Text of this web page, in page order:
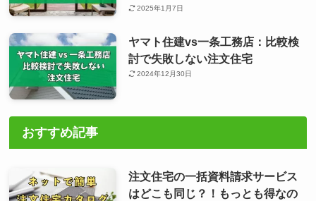
2025年1月7日
ヤマト住建vs一条工務店：比較検
討で失敗しない注文住宅
2024年12月30日
おすすめ記事
注文住宅の一括資料請求サービス
はどこも同じ？！もっとも得なの